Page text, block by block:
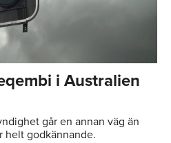
i Australien
går en annan väg än
helt godkännande.